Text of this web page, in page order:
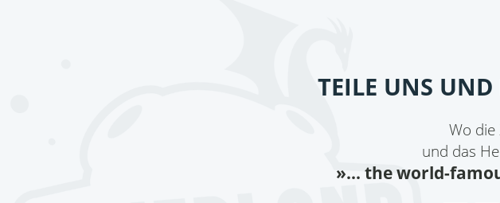
TEILE UNS UND
Wo
und das
»... the world-